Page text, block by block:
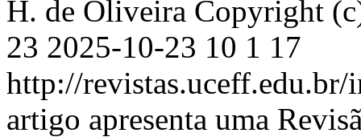
H. de Oliveira Copyright
23 2025-10-23 10 1 17
http://
artigo apresenta uma